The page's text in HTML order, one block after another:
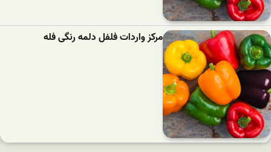
مرکز واردات فلفل دلمه رنگی فله